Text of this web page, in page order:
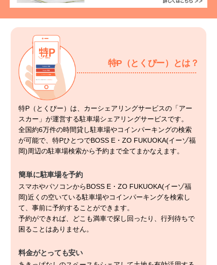
特P（とくぴー）とは？
特P（とくぴー）は、カーシェアリングサービスの「アー
スカー」が運営する駐車場シェアリングサービスです。
全国約6万件の時間貸し駐車場やコインパーキングの検索
が可能で、特PひとつでBOSS E・ZO FUKUOKA(イーゾ福
岡)周辺の駐車場検索から予約まで全てまかなえます。
簡単に駐車場を予約
スマホやパソコンからBOSS E・ZO FUKUOKA(イーゾ福
岡)近くの空いている駐車場やコインパーキングを検索し
て、事前に予約することができます。
予約ができれば、どこも満車で探し回ったり、行列待ちで
困ることはありません。
料金がとっても安い